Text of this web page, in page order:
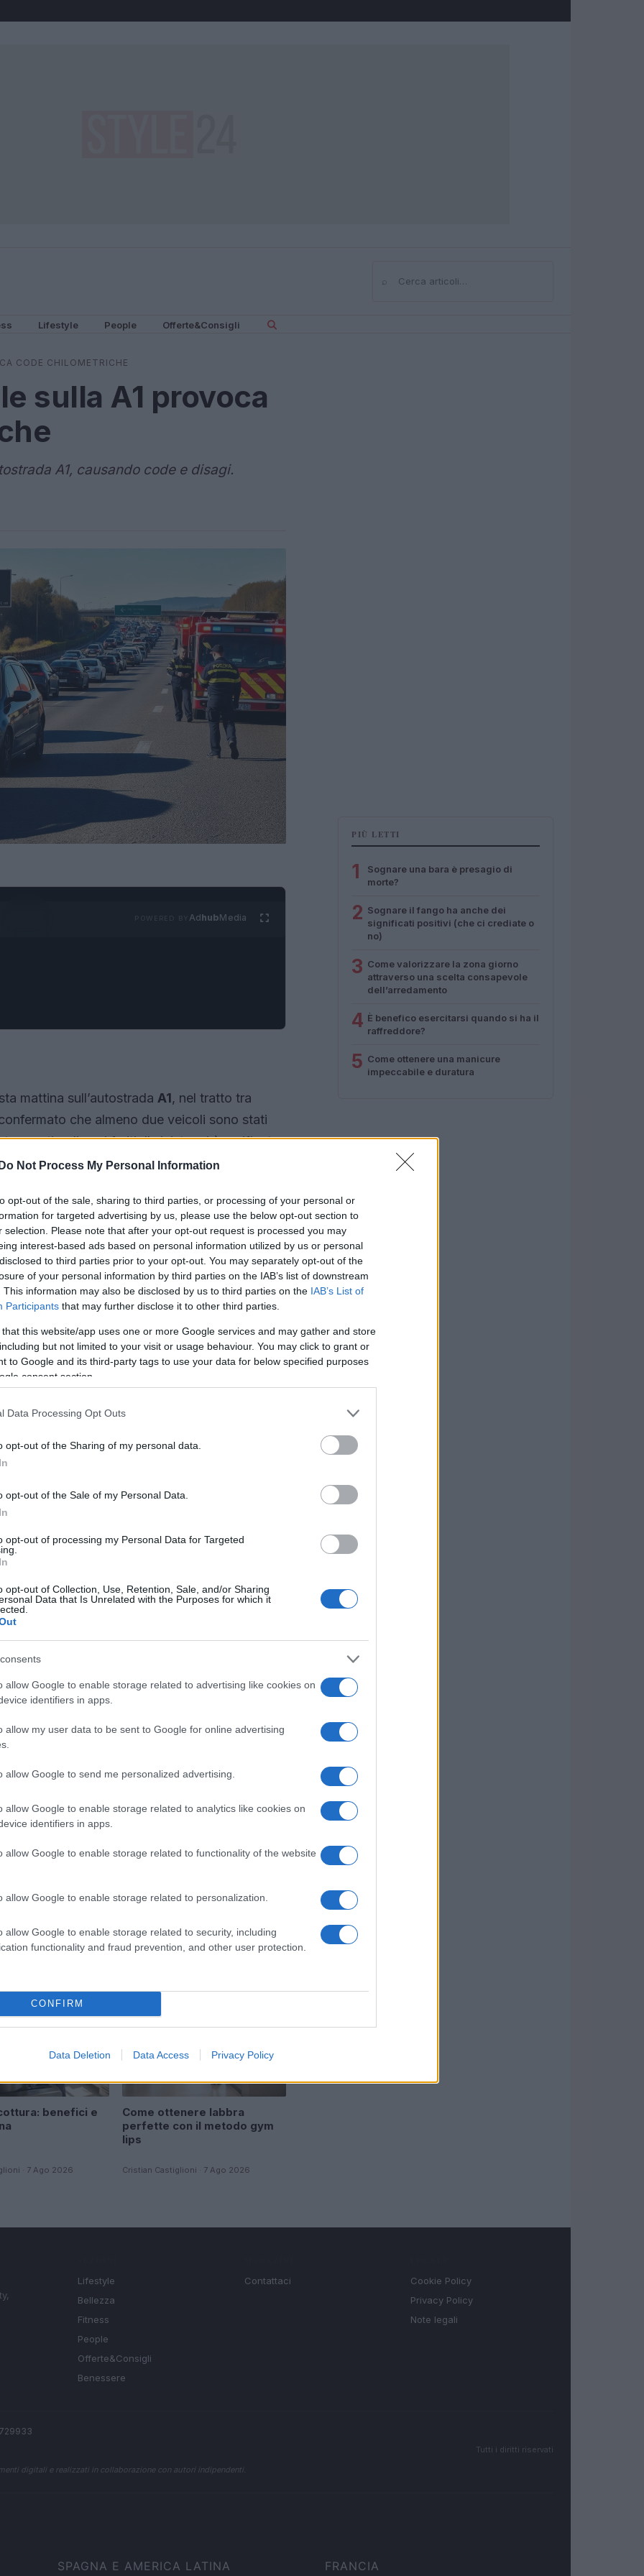
Do Not Process My Personal Information
opt-out of the sale, sharing to third parties, or processing of your personal or
for targeted advertising by us, please use the below opt-out section to
selection. Please note that after your opt-out request is processed you may
interest-based ads based on personal information utilized by us or personal
to third parties prior to your opt-out. You may separately opt-out of the
of your personal information by third parties on the IAB’s list of downstream
This information may also be disclosed by us to third parties on the IAB’s List of
Participants that may further disclose it to other third parties.
that this website/app uses one or more Google services and may gather and store
but not limited to your visit or usage behaviour. You may click to grant or
to Google and its third-party tags to use your data for below specified purposes
consent section.
Data Processing Opt Outs
opt-out of the Sharing of my personal data.
opt-out of the Sale of my Personal Data.
opt-out of processing my Personal Data for Targeted
opt-out of Collection, Use, Retention, Sale, and/or Sharing
Data that Is Unrelated with the Purposes for which it
allow Google to enable storage related to advertising like cookies on
identifiers in apps.
allow my user data to be sent to Google for online advertising
allow Google to send me personalized advertising.
allow Google to enable storage related to analytics like cookies on
identifiers in apps.
allow Google to enable storage related to functionality of the website
allow Google to enable storage related to personalization.
allow Google to enable storage related to security, including
functionality and fraud prevention, and other user protection.
CONFIRM
Data Deletion Data Access Privacy Policy
⌕Cerca
Lifestyle People Offerte&Consigli
CODE CHILOMETRICHE
sulla A1 provoca
A1, causando code e disagi.
AdhubMedia
mattina sull’autostrada A1, nel tratto tra
che almeno due veicoli sono stati
morti e diversi feriti. Il sinistro si è verificato
entrambe le corsie.
posto per gestire la situazione. Le code si
anche su strade secondarie. Gli
interessato e a seguire le indicazioni delle
benefici e
· 7 Ago 2026
Come ottenere labbra
perfette con il metodo gym
lips
Cristian Castiglioni · 7 Ago 2026
PIÙ LETTI
1
Sognare una bara è presagio di
morte?
2 Sognare il fango ha anche dei
significati positivi (che ci crediate o
no)
3 Come valorizzare la zona giorno
attraverso una scelta consapevole
dell’arredamento
4 È benefico esercitarsi quando si ha il
raffreddore?
5 Come ottenere una manicure
impeccabile e duratura
Lifestyle
Bellezza
Fitness
People
Offerte&Consigli
Benessere
Contattaci
Cookie Policy
Privacy Policy
Note legali
Tutti i diritti riservati
digitali e realizzati in collaborazione con autori indipendenti.
SPAGNA E AMERICA LATINA FRANCIA